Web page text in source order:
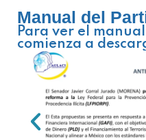
Manual del
Para ver el
comienza a